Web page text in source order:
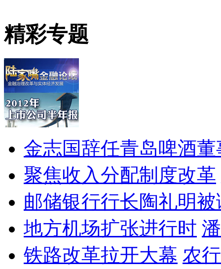
精彩专题
金志国辞任青岛啤酒董
聚焦收入分配制度改革
邮储银行行长陶礼明被
地方机场扩张进行时
铁路改革拉开大幕 农